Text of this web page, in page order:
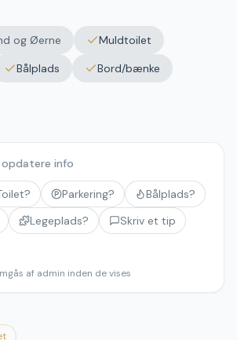
og Øerne
Muldtoilet
Bålplads
Bord/bænke
info
Parkering?
Bålplads?
Legeplads?
Skriv et tip
af admin inden de vises